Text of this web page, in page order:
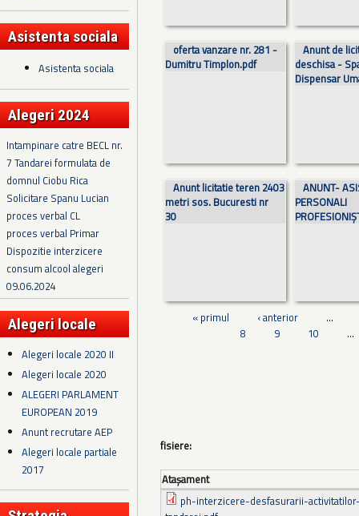
Asistenta sociala
Asistenta sociala
Alegeri 2024
Intampinare catre BECL nr.
7 Tandarei formulata de
domnul Ciobu Rica
Solicitare Spanu Lucian
proces verbal CL
proces verbal Primar
Dispozitie interzicere
consum alcool alegeri
09.06.2024
Alegeri locale
Alegeri locale 2020 II
Alegeri locale 2020
ALEGERI PARLAMENT
EUROPEAN 2019
Anunt recrutare AEP
Alegeri locale partiale
2017
oferta vanzare nr. 281 -
Dumitru Timplon.pdf
Anunt de
deschisa -
Dispensar
Anunt licitatie teren 2403
metri sos. Bucuresti nr
30
ANUNT-
PERSONALI
« primul ‹ anterior
…
8
9 10 …
fisiere:
Ataşament
ph-interzicere-desfasurarii-